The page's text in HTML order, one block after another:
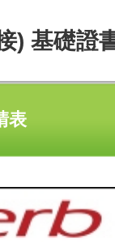
) 基礎證
表